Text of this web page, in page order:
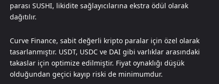
parası SUSHI, likidite sağlayıcılarına ekstra ödül olarak
dağıtılır.
Curve Finance, sabit değerli kripto paralar için özel olarak
tasarlanmıştır. USDT, USDC ve DAI gibi varlıklar arasındaki
takaslar için optimize edilmiştir. Fiyat oynaklığı düşük
olduğundan geçici kayıp riski de minimumdur.